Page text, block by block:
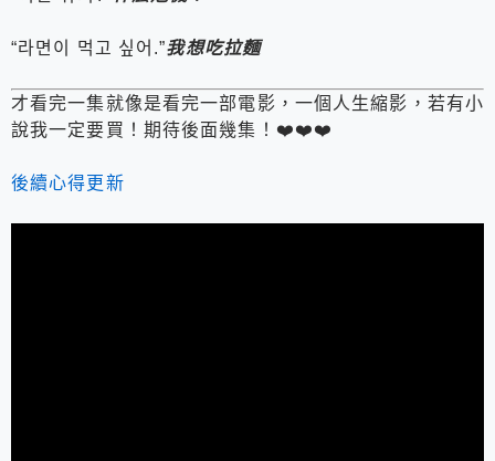
“라면이 먹고 싶어.”我想吃拉麵
才看完一集就像是看完一部電影，一個人生縮影，若有小
說我一定要買！期待後面幾集！❤️❤️❤️
後續心得更新